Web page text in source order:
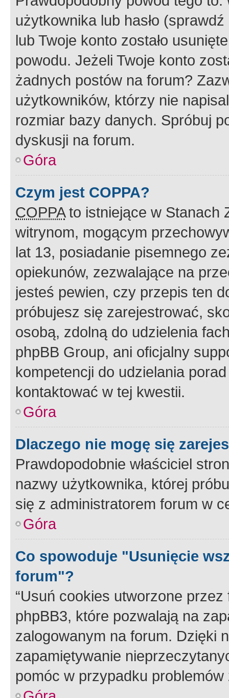
użytkownika lub hasło
lub Twoje konto zostało
powodu. Jeżeli Twoje konto
żadnych postów na forum?
użytkowników, którzy nie
rozmiar bazy danych. Spróbuj
dyskusji na forum.
Góra
Czym jest COPPA?
COPPAto istniejące w Stanach
witrynom, mogącym
lat 13, posiadanie pisemnego
opiekunów, zezwalające na
jesteś pewien, czy przepis ten
próbujesz się zarejestrować,
osobą, zdolną do udzielenia
phpBB Group, ani oficjalny
kompetencji do udzielania
kontaktować w tej kwestii.
Góra
Dlaczego nie mogę się
Prawdopodobnie właściciel
nazwy użytkownika, której
się z administratorem forum w
Góra
Co spowoduje "Usunięcie
forum"?
“Usuń cookies utworzone
phpBB3, które pozwalają na
zalogowanym na forum. Dzięki
zapamiętywanie
pomóc w przypadku